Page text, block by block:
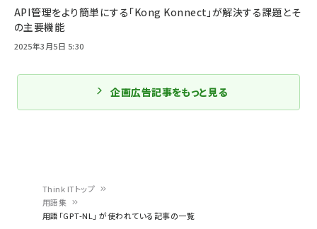
Think ITトップ
用語集
用語「GPT-NL」 が使われている記事の一覧
API管理をより簡単にする「Kong Konnect」が解決する課題とそ
の主要機能
2025年3月5日 5:30
企画広告記事をもっと見る